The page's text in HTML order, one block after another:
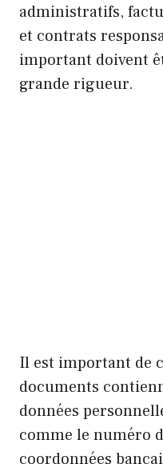
administratifs,
et contrats
important doivent
grande rigueur.
Il est important de
documents
données
comme le numéro
coordonnées